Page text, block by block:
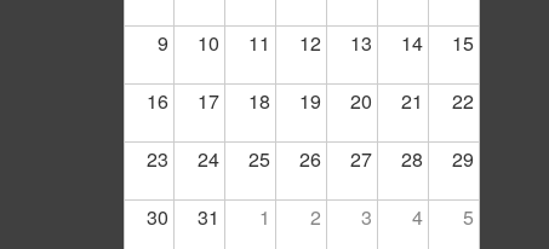
9 10 11 12 13 14 15
16 17 18 19 20 21 22
23 24 25 26 27 28 29
30 31 1 2 3 4 5